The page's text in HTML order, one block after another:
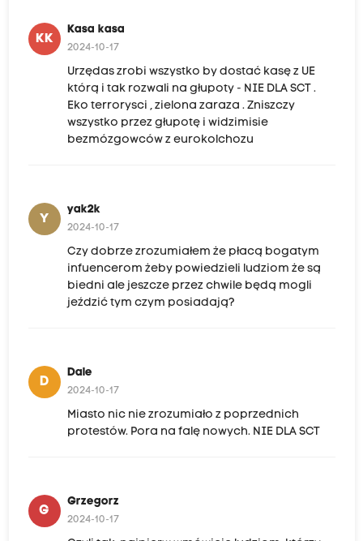
KK
Kasa kasa
2024-10-17
Urzędas zrobi wszystko by dostać kasę z UE
którą i tak rozwali na głupoty - NIE DLA SCT .
Eko terrorysci , zielona zaraza . Zniszczy
wszystko przez głupotę i widzimisie
bezmózgowców z eurokolchozu
Y
yak2k
2024-10-17
Czy dobrze zrozumiałem że płacą bogatym
infuencerom żeby powiedzieli ludziom że są
biedni ale jeszcze przez chwile będą mogli
jeździć tym czym posiadają?
D
Dale
2024-10-17
Miasto nic nie zrozumiało z poprzednich
protestów. Pora na falę nowych. NIE DLA SCT
G
Grzegorz
2024-10-17